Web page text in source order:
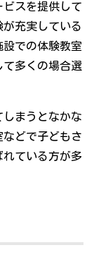
スを提供して
充実している
での体験教室
多くの場合選
まうとなかな
どで子どもさ
ている方が多